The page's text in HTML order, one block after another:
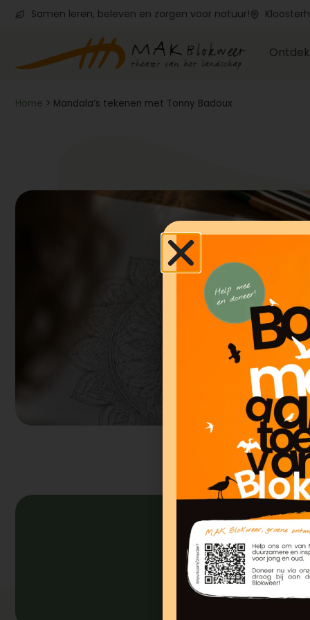
Samen leren, beleven en zorgen voor natuur!
Ontdek
Home > Mandala’s tekenen met Tonny Badoux